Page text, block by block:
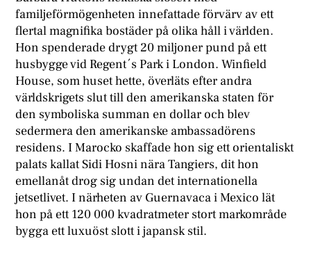
familjeförmögenheten innefattade förvärv av ett
flertal magnifika bostäder på olika håll i världen.
Hon spenderade drygt 20 miljoner pund på ett
husbygge vid Regent´s Park i London. Winfield
House, som huset hette, överläts efter andra
världskrigets slut till den amerikanska staten för
den symboliska summan en dollar och blev
sedermera den amerikanske ambassadörens
residens. I Marocko skaffade hon sig ett orientaliskt
palats kallat Sidi Hosni nära Tangiers, dit hon
emellanåt drog sig undan det internationella
jetsetlivet. I närheten av Guernavaca i Mexico lät
hon på ett 120 000 kvadratmeter stort markområde
bygga ett luxuöst slott i japansk stil.